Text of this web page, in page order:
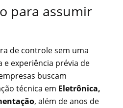
para assumir
de controle sem uma
e experiência prévia de
buscam
técnica em Eletrônica,
, além de anos de